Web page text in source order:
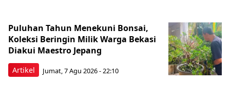
Artikel
Puluhan Tahun Menekuni Bonsai,
Koleksi Beringin Milik Warga Bekasi
Diakui Maestro Jepang
Jumat, 7 Agu 2026 - 22:10